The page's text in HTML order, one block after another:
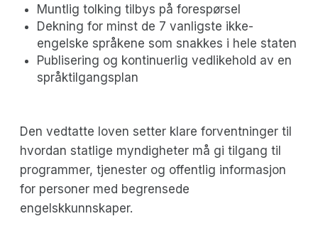
Muntlig tolking tilbys på forespørsel
Dekning for minst de 7 vanligste ikke-
engelske språkene som snakkes i hele staten
Publisering og kontinuerlig vedlikehold av en
språktilgangsplan
Den vedtatte loven setter klare forventninger til
hvordan statlige myndigheter må gi tilgang til
programmer, tjenester og offentlig informasjon
for personer med begrensede
engelskkunnskaper.